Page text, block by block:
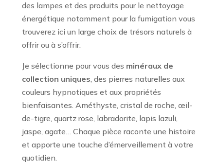
des lampes et des produits pour le nettoyage
énergétique notamment pour la fumigation vous
trouverez ici un large choix de trésors naturels à
offrir ou à s’offrir.
Je sélectionne pour vous des minéraux de
collection uniques, des pierres naturelles aux
couleurs hypnotiques et aux propriétés
bienfaisantes. Améthyste, cristal de roche, œil-
de-tigre, quartz rose, labradorite, lapis lazuli,
jaspe, agate… Chaque pièce raconte une histoire
et apporte une touche d’émerveillement à votre
quotidien.